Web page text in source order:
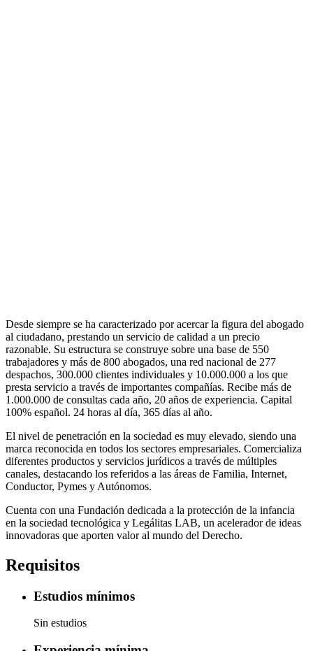
Desde siempre se ha caracterizado por acercar la figura del abogado
al ciudadano, prestando un servicio de calidad a un precio
razonable. Su estructura se construye sobre una base de 550
trabajadores y más de 800 abogados, una red nacional de 277
despachos, 300.000 clientes individuales y 10.000.000 a los que
presta servicio a través de importantes compañías. Recibe más de
1.000.000 de consultas cada año, 20 años de experiencia. Capital
100% español. 24 horas al día, 365 días al año.
El nivel de penetración en la sociedad es muy elevado, siendo una
marca reconocida en todos los sectores empresariales. Comercializa
diferentes productos y servicios jurídicos a través de múltiples
canales, destacando los referidos a las áreas de Familia, Internet,
Conductor, Pymes y Autónomos.
Cuenta con una Fundación dedicada a la protección de la infancia
en la sociedad tecnológica y Legálitas LAB, un acelerador de ideas
innovadoras que aporten valor al mundo del Derecho.
Requisitos
Estudios mínimos
Sin estudios